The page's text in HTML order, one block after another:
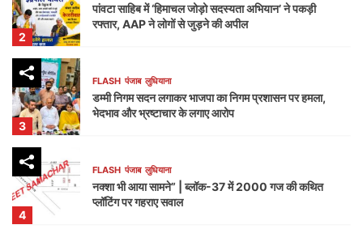
2
पांवटा साहिब में ‘हिमाचल जोड़ो सदस्यता अभियान’ ने पकड़ी
रफ्तार, AAP ने लोगों से जुड़ने की अपील
3
FLASH पंजाब लुधियाना
डम्मी निगम सदन लगाकर भाजपा का निगम प्रशासन पर हमला,
भेदभाव और भ्रष्टाचार के लगाए आरोप
4
FLASH पंजाब लुधियाना
नक्शा भी आया सामने” | ब्लॉक-37 में 2000 गज की कथित
प्लॉटिंग पर गहराए सवाल